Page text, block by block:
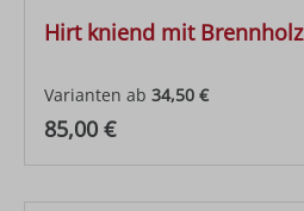
Hirt kniend mit Brennholz
Varianten ab 34,50 €
Regulärer Preis:
85,00 €